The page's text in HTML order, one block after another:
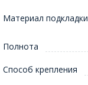
Материал подкладки
Полнота
Способ крепления